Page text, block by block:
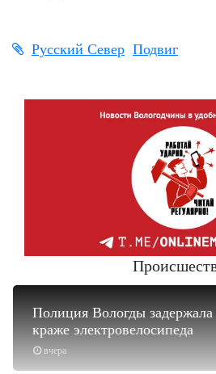
Русский Север Подвиг
вчера
Полиция Вологды задержала
краже электровелосипеда